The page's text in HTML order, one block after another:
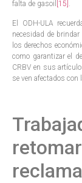
falta de gasoil [15]
El ODH-ULA
necesidad de
los derechos
como garantizar el
CRBV en sus
se ven afectados